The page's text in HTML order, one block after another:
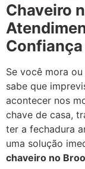
Chaveiro
Confiança
Se você mora
sabe que
acontecer nos
chave de casa,
ter a fechadura
uma solução
chaveiro no